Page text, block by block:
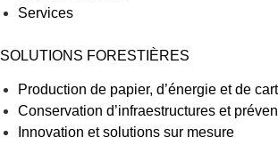
Services
SOLUTIONS FORESTIÈRES
Production de papier, d’énergie et de
Conservation d’infraestructures et
Innovation et solutions sur mesure